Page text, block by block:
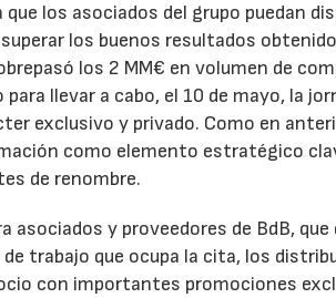
los asociados del grupo puedan
los buenos resultados
los 2 MM€ en volumen de
llevar a cabo, el 10 de mayo, la
exclusivo y privado. Como en
como elemento estratégico
de renombre.
y proveedores de BdB, que
trabajo que ocupa la cita, los
con importantes promociones